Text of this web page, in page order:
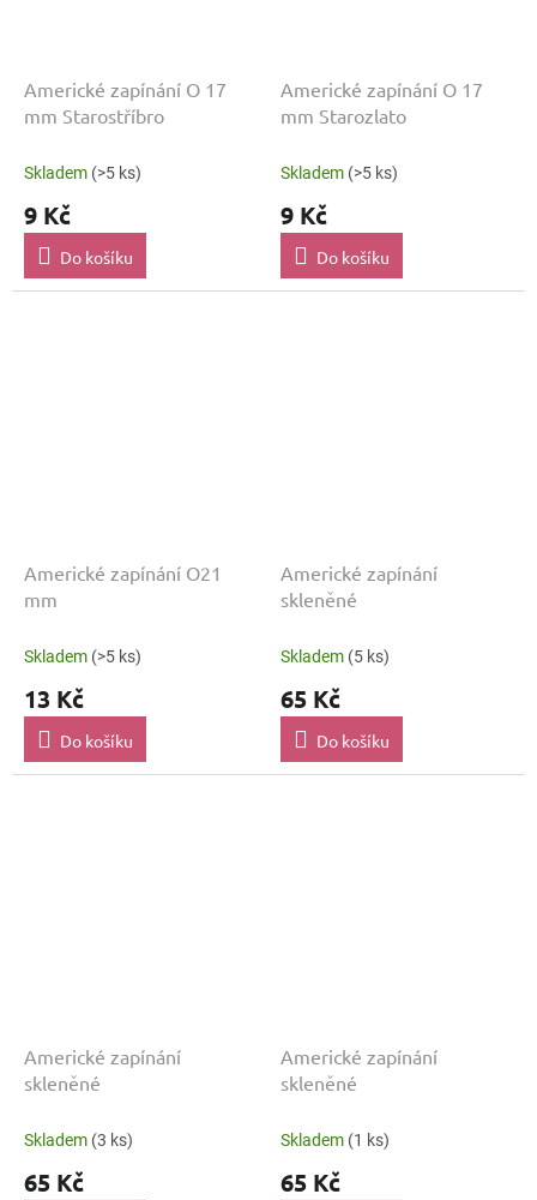
Americké zapínání O 17
mm Starostříbro
Skladem (>5 ks)
9 Kč
Do košíku
Americké zapínání O 17
mm Starozlato
Skladem (>5 ks)
9 Kč
Do košíku
Americké zapínání O21
mm
Skladem (>5 ks)
13 Kč
Do košíku
Americké zapínání
skleněné
Skladem (5 ks)
65 Kč
Do košíku
Americké zapínání
skleněné
Skladem (3 ks)
65 Kč
Americké zapínání
skleněné
Skladem (1 ks)
65 Kč